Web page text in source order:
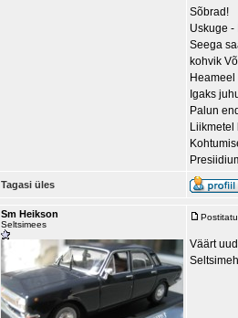
Sõbrad!
Uskuge -
Seega
kohvik
Igaks
Palun
Tagasi üles
Sm Heikson
Seltsimees
Väärt